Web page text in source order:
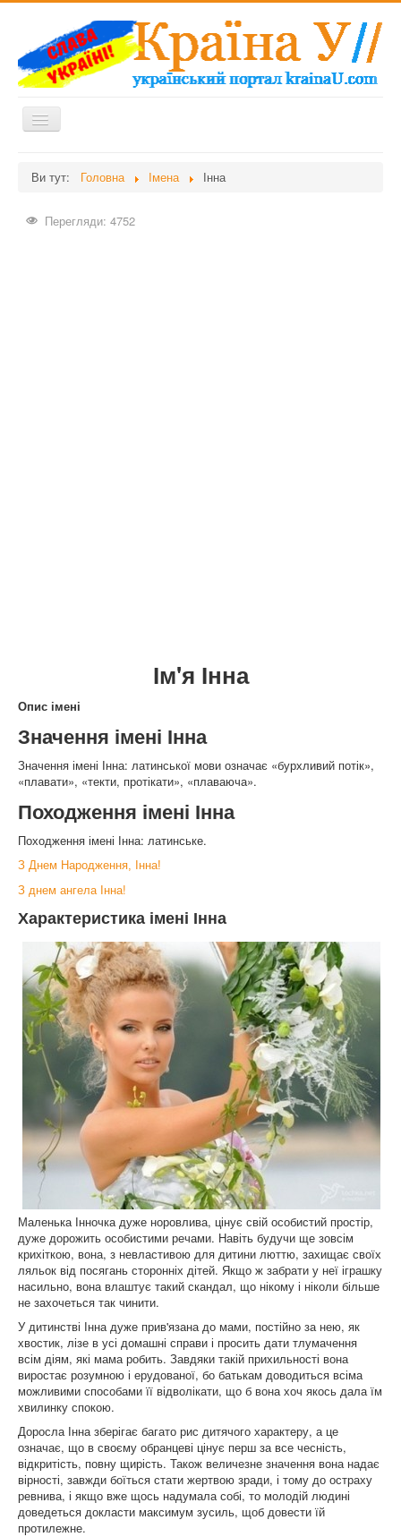
Перемикач
навігації
Здоров'я
Ви тут: Головна Імена Інна
Перегляди: 4752
Ім'я Інна
Опис імені
Значення імені Інна
Значення імені Інна: латинської мови означає «бурхливий потік»,
«плавати», «текти, протікати», «плаваюча».
Походження імені Інна
Походження імені Інна: латинське.
З Днем Народження, Інна!
З днем ангела Інна!
Характеристика імені Інна
Маленька Інночка дуже норовлива, цінує свій особистий простір,
дуже дорожить особистими речами. Навіть будучи ще зовсім
крихіткою, вона, з невластивою для дитини люттю, захищає своїх
ляльок від посягань сторонніх дітей. Якщо ж забрати у неї іграшку
насильно, вона влаштує такий скандал, що нікому і ніколи більше
не захочеться так чинити.
У дитинстві Інна дуже прив'язана до мами, постійно за нею, як
хвостик, лізе в усі домашні справи і просить дати тлумачення
всім діям, які мама робить. Завдяки такій прихильності вона
виростає розумною і ерудованої, бо батькам доводиться всіма
можливими способами її відволікати, що б вона хоч якось дала їм
хвилинку спокою.
Доросла Інна зберігає багато рис дитячого характеру, а це
означає, що в своєму обранцеві цінує перш за все чесність,
відкритість, повну щирість. Також величезне значення вона надає
вірності, завжди боїться стати жертвою зради, і тому до остраху
ревнива, і якщо вже щось надумала собі, то молодій людині
доведеться докласти максимум зусиль, щоб довести їй
протилежне.